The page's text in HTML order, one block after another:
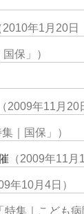
2010年1月20日
保」）
（2009年11月20
｜国保」）
（2009年11月
年10月4日）
特集｜こども病